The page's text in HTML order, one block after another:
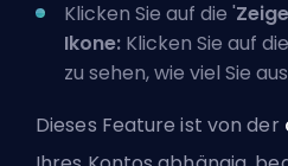
Klicken Sie auf die '
Ikone: Klicken Sie auf
zu sehen, wie viel Sie
Dieses Feature ist von der